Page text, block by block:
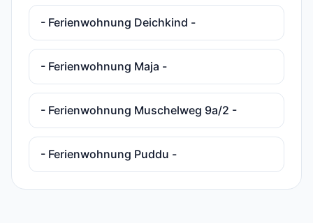
- Ferienwohnung Deichkind -
- Ferienwohnung Maja -
- Ferienwohnung Muschelweg 9a/2 -
- Ferienwohnung Puddu -